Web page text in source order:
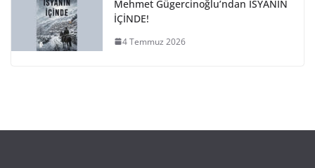
Mehmet Gügercinoğlu’ndan İSYANIN
İÇİNDE!
4 Temmuz 2026